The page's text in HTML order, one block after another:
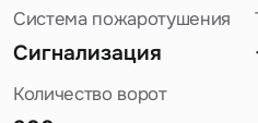
Система пожаротушения
Сигнализация
Количество ворот